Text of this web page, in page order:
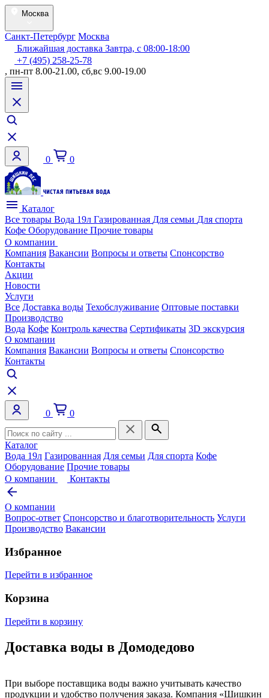
Москва
Санкт-Петербург Москва
Ближайшая доставка Завтра, с 08:00-18:00
+7 (495) 258-25-78
, пн-пт 8.00-21.00, сб,вс 9.00-19.00
0 0
Каталог
Все товары Вода 19л Газированная Для семьи Для спорта
Кофе Оборудование Прочие товары
О компании
Компания Вакансии Вопросы и ответы Спонсорство
Контакты
Акции
Новости
Услуги
Все Доставка воды Техобслуживание Оптовые поставки
Производство
Вода Кофе Контроль качества Сертификаты 3D экскурсия
О компании
Компания Вакансии Вопросы и ответы Спонсорство
Контакты
0 0
Каталог
Вода 19л Газированная Для семьи Для спорта Кофе
Оборудование Прочие товары
О компании
Контакты
О компании
Вопрос-ответ Спонсорство и благотворительность Услуги
Производство Вакансии
Избранное
Перейти в избранное
Корзина
Перейти в корзину
Доставка воды в Домодедово
При выборе поставщика воды важно учитывать качество
продукции и удобство получения заказа. Компания «Шишкин